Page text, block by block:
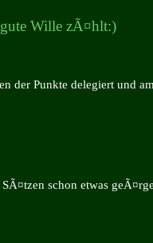
Wille zÃ¤hlt:)
der Punkte delegiert und
schon etwas